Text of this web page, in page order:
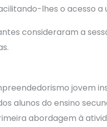
lhes o acesso a
consideraram a
jovem
alunos do ensino
abordagem à